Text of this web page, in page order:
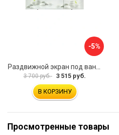
-5%
3 700 руб. 3 515 руб.
В КОРЗИНУ
Просмотренные товары